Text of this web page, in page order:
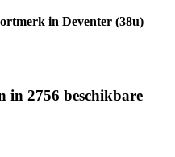
in Deventer (38u)
in 2756 beschikbare